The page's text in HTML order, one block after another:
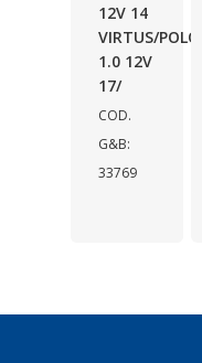
12V 14
VIRTUS/POLO
1.0 12V
17/
COD.
G&B:
33769